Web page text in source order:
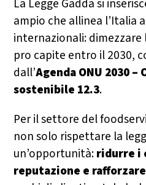
La Legge Gadda si
ampio che allinea l’Italia
internazionali:
pro capite entro il 2030,
dall’Agenda ONU 2030
sostenibile 12.3.
Per il settore del
non solo rispettare la
un’opportunità:ridurre i
reputazione e rafforzare